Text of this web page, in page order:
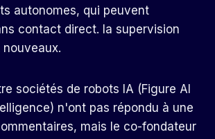
autonomes, qui peuvent
contact direct. la supervision
sociétés de robots IA (Figure AI
n'ont pas répondu à une
mais le co-fondateur